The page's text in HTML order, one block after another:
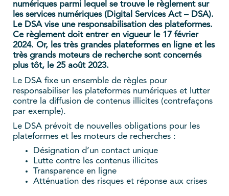
numériques parmi lequel se trouve le règlement sur
les services numériques (Digital Services Act – DSA).
Le DSA vise une responsabilisation des plateformes.
Ce règlement doit entrer en vigueur le 17 février
2024. Or, les très grandes plateformes en ligne et les
très grands moteurs de recherche sont concernés
plus tôt, le 25 août 2023.
Le DSA fixe un ensemble de règles pour
responsabiliser les plateformes numériques et lutter
contre la diffusion de contenus illicites (contrefaçons
par exemple).
Le DSA prévoit de nouvelles obligations pour les
plateformes et les moteurs de recherches :
Désignation d’un contact unique
Lutte contre les contenus illicites
Transparence en ligne
Atténuation des risques et réponse aux crises